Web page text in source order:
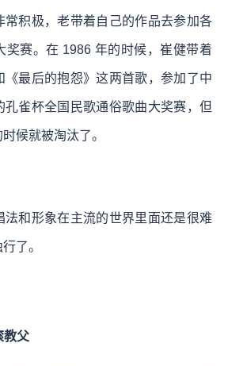
常积极，老带着自己的作品去参加各
奖赛。在 1986 年的时候，崔健带着
《最后的抱怨》这两首歌，参加了中
孔雀杯全国民歌通俗歌曲大奖赛，但
候就被淘汰了。
法和形象在主流的世界里面还是很难
了。
教父